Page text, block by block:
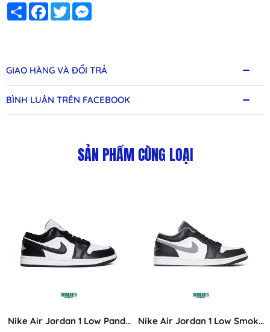
ShareFacebook
Twitter
GIAO HÀNG VÀ ĐỔI TRẢ
BÌNH LUẬN TRÊN FACEBOOK
SẢN PHẨM CÙNG LOẠI
Nike Air Jordan 1 Low Panda
Nike Air Jordan 1 Low Smoke